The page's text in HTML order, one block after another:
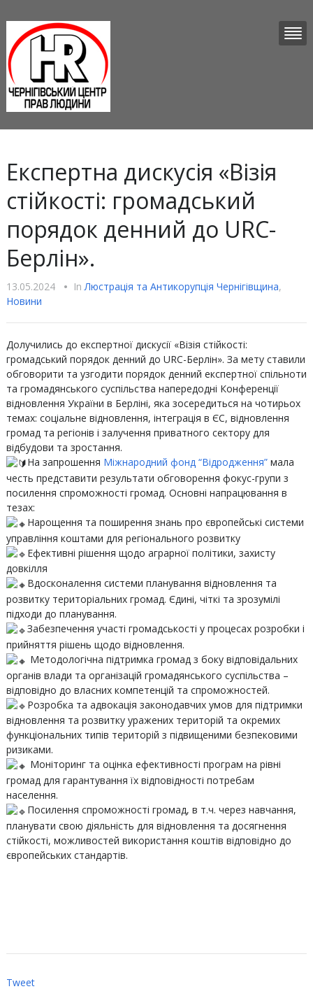
Експертна дискусія «Візія
стійкості: громадський
порядок денний до URC-
Берлін».
13.05.2024 • InЛюстрацiя та Антикорупцiя Чернігівщина,
Новини
Долучились до експертної дискусії «Візія стійкості:
громадський порядок денний до URC-Берлін». За мету ставили
обговорити та узгодити порядок денний експертної спільноти
та громадянського суспільства напередодні Конференції
відновлення України в Берліні, яка зосередиться на чотирьох
темах: соціальне відновлення, інтеграція в ЄС, відновлення
громад та регіонів і залучення приватного сектору для
відбудови та зростання.
На запрошення Міжнародний фонд “Відродження”мала
честь представити результати обговорення фокус-групи з
посилення спроможності громад. Основні напрацювання в
тезах:
Нарощення та поширення знань про європейські системи
управління коштами для регіонального розвитку
Ефективні рішення щодо аграрної політики, захисту
довкілля
Вдосконалення системи планування відновлення та
розвитку територіальних громад. Єдині, чіткі та зрозумілі
підходи до планування.
Забезпечення участі громадськості у процесах розробки і
прийняття рішень щодо відновлення.
Методологічна підтримка громад з боку відповідальних
органів влади та організацій громадянського суспільства –
відповідно до власних компетенцій та спроможностей.
Розробка та адвокація законодавчих умов для підтримки
відновлення та розвитку уражених територій та окремих
функціональних типів територій з підвищеними безпековими
ризиками.
Моніторинг та оцінка ефективності програм на рівні
громад для гарантування їх відповідності потребам
населення.
Посилення спроможності громад, в т.ч. через навчання,
планувати свою діяльність для відновлення та досягнення
стійкості, можливостей використання коштів відповідно до
європейських стандартів.
Tweet